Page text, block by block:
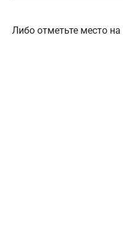
Либо отметьте место на